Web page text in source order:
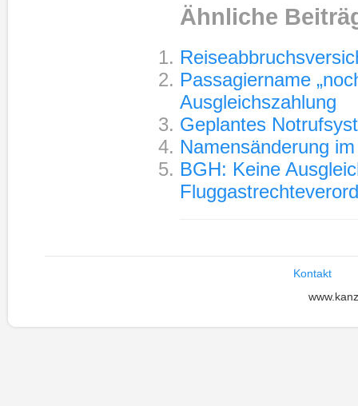
Ähnliche
Passagiername
Ausgleichszahlung
Geplantes
Namensänderung
BGH: Keine
Kontakt